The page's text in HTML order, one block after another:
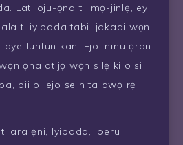
Lati oju-ọna ti imọ-jinlẹ, eyi
ti iyipada tabi Ijakadi wọn
tuntun kan. Ejo, ninu ọran
ọna atijọ wọn silẹ ki o si
bii bi ejo ṣe n ta awọ rẹ
ara ẹni, Iyipada, Iberu